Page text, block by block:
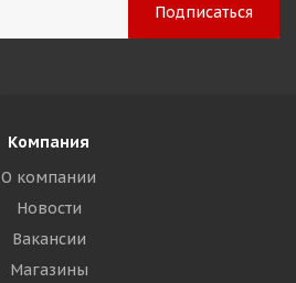
Компания
О компании
Новости
Вакансии
Магазины